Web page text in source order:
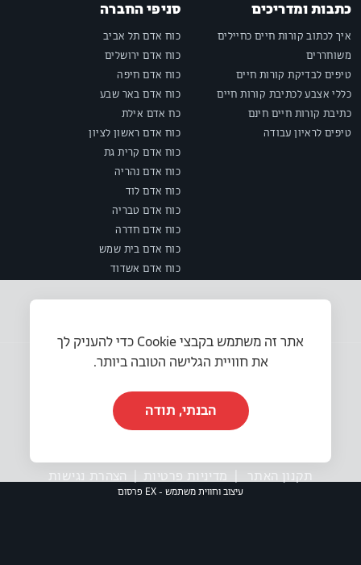
כתבות ומדריכים
איך לכתוב קורות חיים כחיילים
משוחררים
טיפים לבדיקת קורות חיים
כללי אצבע לכתיבת קורות חיים
כתיבת קורות חיים חינם
טיפים לראיון עבודה
סניפי החברה
כוח אדם תל אביב
כוח אדם ירושלים
כוח אדם חיפה
כוח אדם באר שבע
כח אדם אילת
כוח אדם ראשון לציון
כוח אדם קרית גת
כוח אדם נהריה
כוח אדם לוד
כוח אדם טבריה
כוח אדם חדרה
כוח אדם בית שמש
כוח אדם אשדוד
תקנון האתר מדיניות פרטיות הצהרת נגישות
עיצוב וחווית משתמש - EX פרסום
אתר זה משתמש בקבצי Cookie כדי להעניק לך
את חוויית הגלישה הטובה ביותר.
הבנתי, תודה